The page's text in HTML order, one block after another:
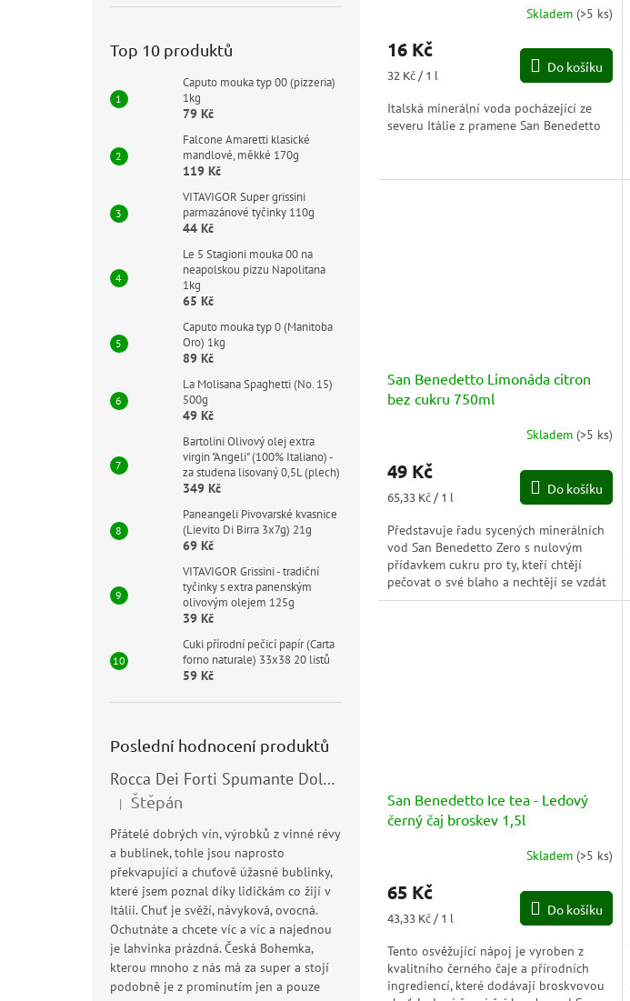
Top 10 produktů
Caputo mouka typ 00 (pizzeria)
1kg
79 Kč
Falcone Amaretti klasické
mandlové, měkké 170g
119 Kč
VITAVIGOR Super grissini
parmazánové tyčinky 110g
44 Kč
Le 5 Stagioni mouka 00 na
neapolskou pizzu Napolitana
1kg
65 Kč
Caputo mouka typ 0 (Manitoba
Oro) 1kg
89 Kč
La Molisana Spaghetti (No. 15)
500g
49 Kč
Bartolini Olivový olej extra
virgin "Angeli" (100% Italiano) -
za studena lisovaný 0,5L (plech)
349 Kč
Paneangeli Pivovarské kvasnice
(Lievito Di Birra 3x7g) 21g
69 Kč
VITAVIGOR Grissini - tradiční
tyčinky s extra panenským
olivovým olejem 125g
39 Kč
Cuki přírodní pečicí papír (Carta
forno naturale) 33x38 20 listů
59 Kč
Poslední hodnocení produktů
Rocca Dei Forti Spumante Dolce 11,5% 0,75l
Hodnocení produktu je 5 z 5 hvězdiček.
| Štěpán
Přátelé dobrých vín, výrobků z vinné révy
a bublinek, tohle jsou naprosto
překvapující a chuťově úžasné bublinky,
které jsem poznal díky lidičkám co žijí v
Itálii. Chuť je svěží, návyková, ovocná.
Ochutnáte a chcete víc a víc a najednou
je lahvinka prázdná. Česká Bohemka,
kterou mnoho z nás má za super a stojí
podobně je z prominutím jen a pouze
Skladem (>5 ks)
16 Kč
Měrná
32 Kč / 1 l
Do košíku
Italská minerální voda pocházející ze
severu Itálie z pramene San Benedetto
San Benedetto Limonáda citron
bez cukru 750ml
produktu
5,0
z
hvězdiček.
Skladem (>5 ks)
49 Kč
Měrná
65,33 Kč / 1 l
Do košíku
Představuje řadu sycených minerálních
vod San Benedetto Zero s nulovým
přídavkem cukru pro ty, kteří chtějí
pečovat o své blaho a nechtějí se vzdát
dobré limonády.
San Benedetto Ice tea - Ledový
černý čaj broskev 1,5l
Skladem (>5 ks)
65 Kč
Měrná
43,33 Kč / 1 l
Do košíku
Tento osvěžující nápoj je vyroben z
kvalitního černého čaje a přírodních
ingrediencí, které dodávají broskvovou